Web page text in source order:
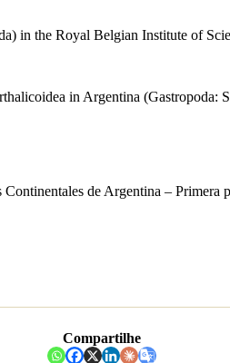
in the Royal Belgian Institute of
in Argentina (Gastropoda:
de Argentina –
Compartilhe